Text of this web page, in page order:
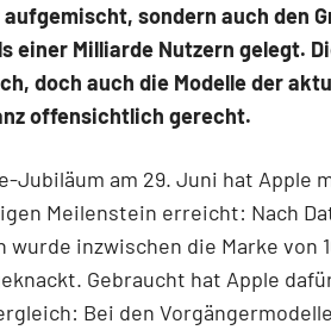
sondern auch den
einer Milliarde Nutzern gelegt.
doch auch die Modelle der
offensichtlich gerecht.
Jubiläum am 29. Juni hat Apple
Meilenstein erreicht: Nach
inzwischen die Marke von
Gebraucht hat Apple
Bei den